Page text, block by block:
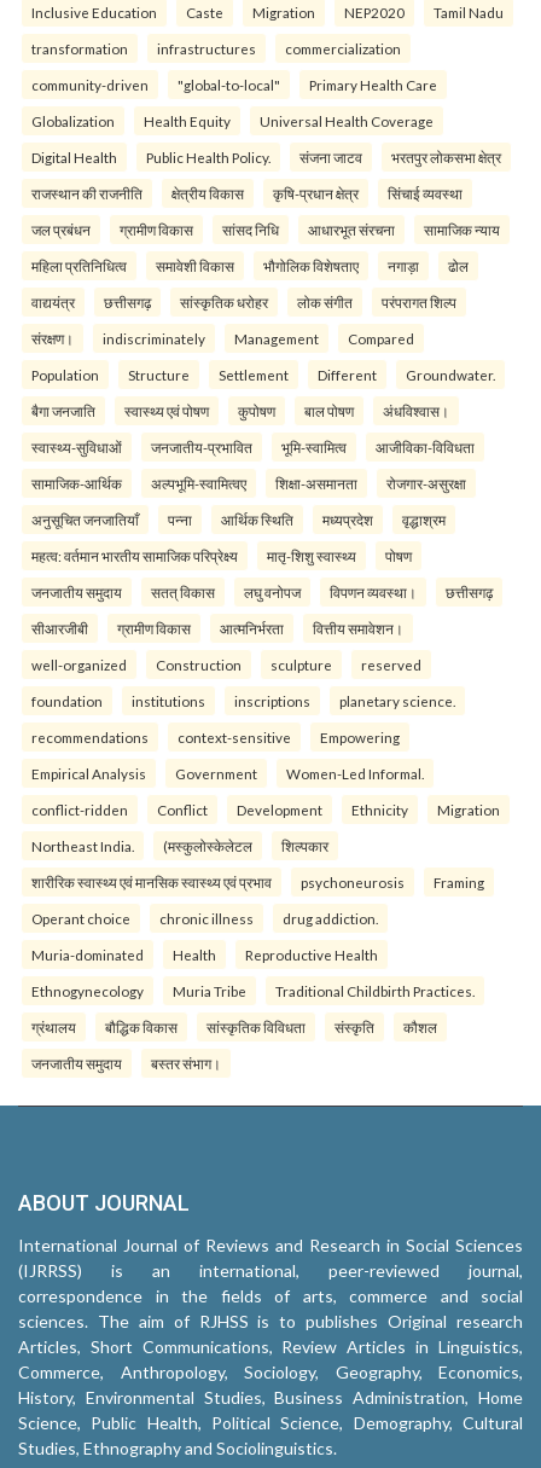
Inclusive Education Caste Migration NEP2020 Tamil Nadu
transformation infrastructures commercialization
community-driven "global-to-local" Primary Health Care
Globalization Health Equity Universal Health Coverage
Digital Health Public Health Policy. संजना जाटव भरतपुर लोकसभा क्षेत्र
राजस्थान की राजनीति क्षेत्रीय विकास कृषि-प्रधान क्षेत्र सिंचाई व्यवस्था
जल प्रबंधन ग्रामीण विकास सांसद निधि आधारभूत संरचना सामाजिक न्याय
महिला प्रतिनिधित्व समावेशी विकास भौगोलिक विशेषताए नगाड़ा ढोल
वाद्ययंत्र छत्तीसगढ़ सांस्कृतिक धरोहर लोक संगीत परंपरागत शिल्प
संरक्षण। indiscriminately Management Compared
Population Structure Settlement Different Groundwater.
बैगा जनजाति स्वास्थ्य एवं पोषण कुपोषण बाल पोषण अंधविश्वास।
स्वास्थ्य-सुविधाओं जनजातीय-प्रभावित भूमि-स्वामित्व आजीविका-विविधता
सामाजिक-आर्थिक अल्पभूमि-स्वामित्वए शिक्षा-असमानता रोजगार-असुरक्षा
अनुसूचित जनजातियाँ पन्ना आर्थिक स्थिति मध्यप्रदेश वृद्धाश्रम
महत्व: वर्तमान भारतीय सामाजिक परिप्रेक्ष्य मातृ-शिशु स्वास्थ्य पोषण
जनजातीय समुदाय सतत् विकास लघु वनोपज विपणन व्यवस्था। छत्तीसगढ़
सीआरजीबी ग्रामीण विकास आत्मनिर्भरता वित्तीय समावेशन।
well-organized Construction sculpture reserved
foundation institutions inscriptions planetary science.
recommendations context-sensitive Empowering
Empirical Analysis Government Women-Led Informal.
conflict-ridden Conflict Development Ethnicity Migration
Northeast India. (मस्कुलोस्केलेटल शिल्पकार
शारीरिक स्वास्थ्य एवं मानसिक स्वास्थ्य एवं प्रभाव psychoneurosis Framing
Operant choice chronic illness drug addiction.
Muria-dominated Health Reproductive Health
Ethnogynecology Muria Tribe Traditional Childbirth Practices.
ग्रंथालय बौद्धिक विकास सांस्कृतिक विविधता संस्कृति कौशल
जनजातीय समुदाय बस्तर संभाग।
ABOUT JOURNAL
International Journal of Reviews and Research in Social Sciences
(IJRRSS) is an international, peer-reviewed journal,
correspondence in the fields of arts, commerce and social
sciences. The aim of RJHSS is to publishes Original research
Articles, Short Communications, Review Articles in Linguistics,
Commerce, Anthropology, Sociology, Geography, Economics,
History, Environmental Studies, Business Administration, Home
Science, Public Health, Political Science, Demography, Cultural
Studies, Ethnography and Sociolinguistics.